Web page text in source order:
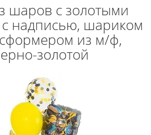
шаров с золотыми
с надписью, шариком
из м/ф,
золотой